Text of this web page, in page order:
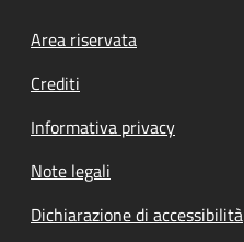
Footer menu
Area riservata
Crediti
Informativa privacy
Note legali
Dichiarazione di accessibilità